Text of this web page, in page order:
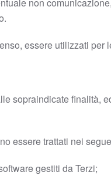
non
essere utilizzati per
sopraindicate finalità,
essere trattati nei
gestiti da Terzi;